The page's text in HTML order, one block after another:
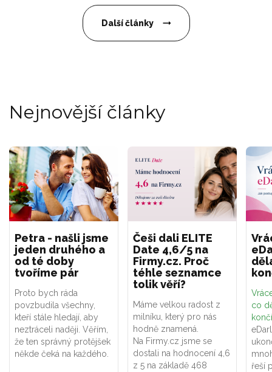
Další články
Nejnovější články
Petra - našli jsme
jeden druhého a
od té doby
tvoříme pár
Proto bych ráda
povzbudila všechny,
kteří stále hledají, aby
neztráceli naději. Věřím,
že ten správný protějšek
někde čeká na každého.
Češi dali ELITE
Date 4,6/5 na
Firmy.cz. Proč
téhle seznamce
tolik věří?
Máme velkou radost z
milníku, který pro nás
hodně znamená.
Na Firmy.cz jsme se
dostali na hodnocení 4,6
z 5 na základě 468
co
řeší